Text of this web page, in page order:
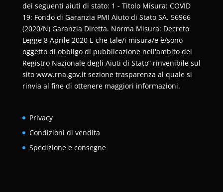
dei seguenti aiuti di stato: 1 - Titolo Misura: COVID
19: Fondo di Garanzia PMI Aiuto di Stato SA. 56966
(2020/N) Garanzia Diretta. Norma Misura: Decreto
Legge 8 Aprile 2020 E che tale/i misura/e è/sono
oggetto di obbligo di pubblicazione nell'ambito del
Registro Nazionale degli Aiuti di Stato” rinvenibile sul
sito www.rna.gov.it sezione trasparenza al quale si
rinvia al fine di ottenere maggiori informazioni.
Privacy
Condizioni di vendita
Spedizione e consegne